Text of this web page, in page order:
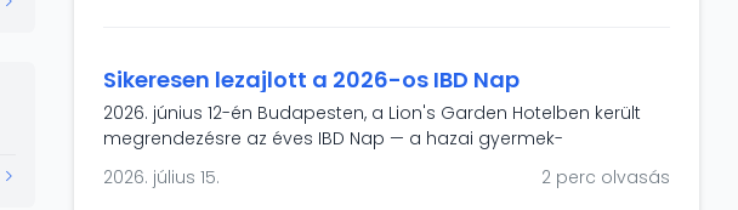
Sikeresen lezajlott a 2026-os IBD Nap
2026. június 12-én Budapesten, a Lion's Garden Hotelben került
megrendezésre az éves IBD Nap — a hazai gyermek-
töltőinek fóruma. A rendezvény fókuszában a modern terápiák, a
2026. július 15. 2 perc olvasás